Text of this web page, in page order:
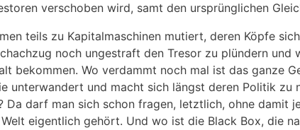
verschoben wird, samt den ursprünglichen
teils zu Kapitalmaschinen mutiert, deren Köpfe
noch ungestraft den Tresor zu plündern und
bekommen. Wo verdammt noch mal ist das ganze
unterwandert und macht sich längst deren Politik zu
Da darf man sich schon fragen, letztlich, ohne damit
eigentlich gehört. Und wo ist die Black Box, die